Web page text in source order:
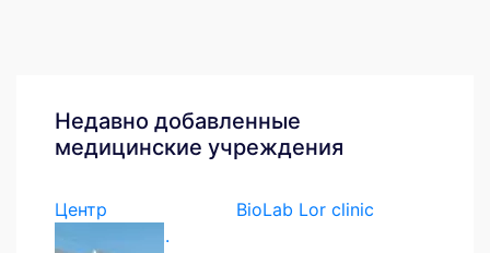
Недавно добавленные
медицинские учреждения
Центр
экстренной...
BioLab Lor clinic